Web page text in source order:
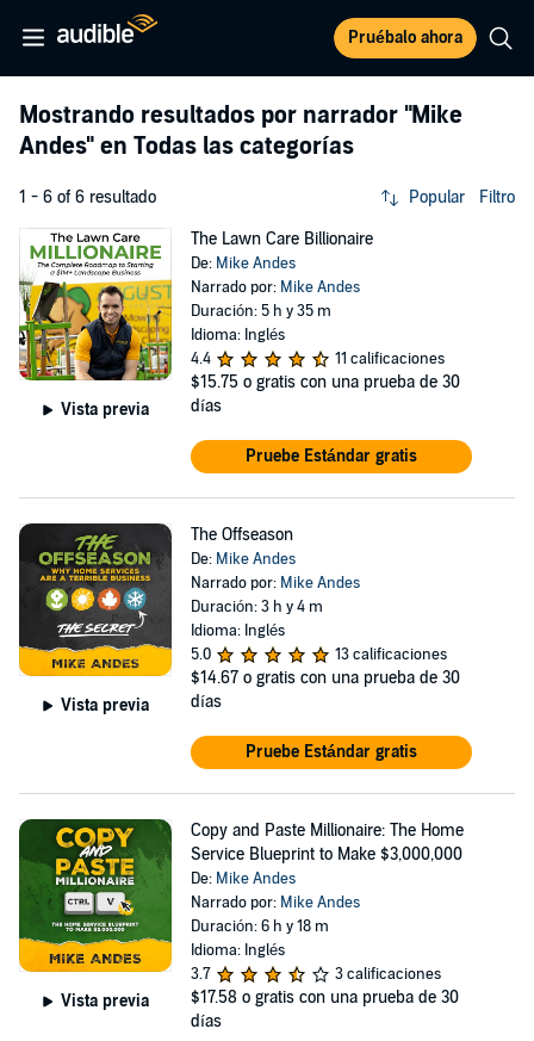
Pruébalo ahora
Mostrando resultados por narrador "Mike
Andes" en Todas las categorías
1 - 6 of 6 resultado Popular Filtro
Vista previa
The Lawn Care Billionaire
De: Mike Andes
Narrado por: Mike Andes
Duración: 5 h y 35 m
Idioma: Inglés
4.4
11 calificaciones
$15.75 o gratis con una prueba de 30
días
Pruebe Estándar gratis
Vista previa
The Offseason
De: Mike Andes
Narrado por: Mike Andes
Duración: 3 h y 4 m
Idioma: Inglés
5.0
13 calificaciones
$14.67 o gratis con una prueba de 30
días
Pruebe Estándar gratis
Vista previa
Copy and Paste Millionaire: The Home
Service Blueprint to Make $3,000,000
De: Mike Andes
Narrado por: Mike Andes
Duración: 6 h y 18 m
Idioma: Inglés
3.7
3 calificaciones
$17.58 o gratis con una prueba de 30
días